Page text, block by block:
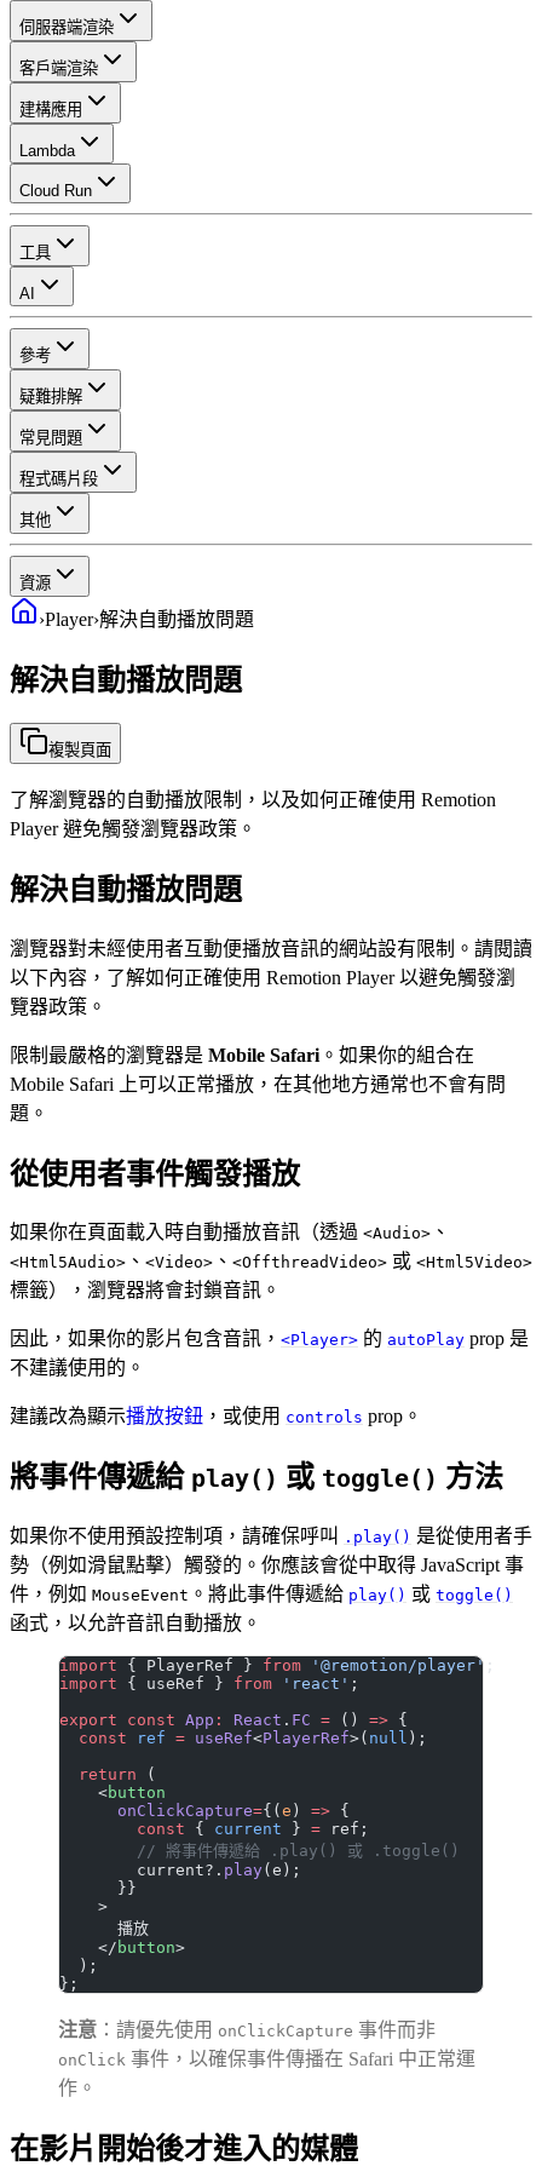
伺服器端渲染
客戶端渲染
建構應用
Lambda
Cloud Run
工具
AI
參考
疑難排解
常見問題
程式碼片段
其他
資源
›Player›解決自動播放問題
解決自動播放問題
複製頁面
了解瀏覽器的自動播放限制，以及如何正確使用 Remotion
Player 避免觸發瀏覽器政策。
解決自動播放問題
瀏覽器對未經使用者互動便播放音訊的網站設有限制。請閱讀
以下內容，了解如何正確使用 Remotion Player 以避免觸發瀏
覽器政策。
限制最嚴格的瀏覽器是 Mobile Safari 。如果你的組合在
Mobile Safari 上可以正常播放，在其他地方通常也不會有問
題。
從使用者事件觸發播放
如果你在頁面載入時自動播放音訊（透過 <Audio> 、
<Html5Audio> 、 <Video> 、 <OffthreadVideo> 或 <Html5Video>
標籤），瀏覽器將會封鎖音訊。
因此，如果你的影片包含音訊， <Player> 的 autoPlay prop 是
不建議使用的。
建議改為顯示播放按鈕 ，或使用 controls prop。
將事件傳遞給 play() 或 toggle() 方法
如果你不使用預設控制項，請確保呼叫 .play() 是從使用者手
勢（例如滑鼠點擊）觸發的。你應該會從中取得 JavaScript 事
件，例如 MouseEvent 。將此事件傳遞給 play() 或 toggle()
函式，以允許音訊自動播放。
import { PlayerRef } from '@remotion/player' ;
import { useRef } from 'react' ;
export const App : React . FC = () => {
  const
ref = useRef<PlayerRef>( null );
  return
(
    <
button
      onClickCapture
={( e ) => {
        const
{ current } = ref;
        // 將事件傳遞給 .play() 或 .toggle()
        current?.
play(e);
      }}
    >
      播放
    </
button>
  );
};
注意 ：請優先使用 onClickCapture 事件而非
onClick 事件，以確保事件傳播在 Safari 中正常運
作。
在影片開始後才進入的媒體